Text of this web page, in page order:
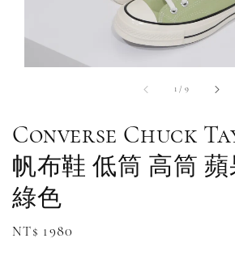
1 / 9
Converse Chuck
帆布鞋 低筒 高筒
綠色
Regular
NT$ 1980